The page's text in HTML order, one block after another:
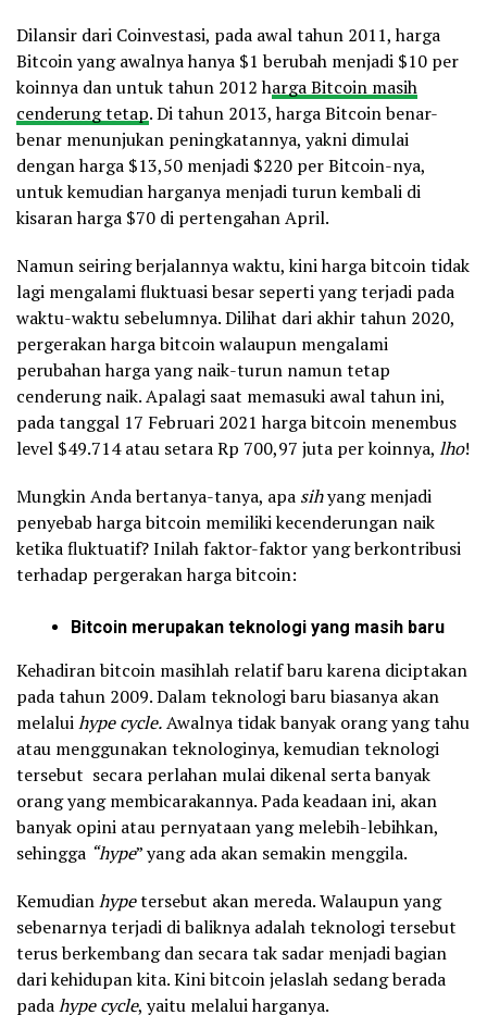
Dilansir dari Coinvestasi, pada awal tahun 2011, harga
Bitcoin yang awalnya hanya $1 berubah menjadi $10 per
koinnya dan untuk tahun 2012 harga Bitcoin masih
cenderung tetap. Di tahun 2013, harga Bitcoin benar-
benar menunjukan peningkatannya, yakni dimulai
dengan harga $13,50 menjadi $220 per Bitcoin-nya,
untuk kemudian harganya menjadi turun kembali di
kisaran harga $70 di pertengahan April.
Namun seiring berjalannya waktu, kini harga bitcoin tidak
lagi mengalami fluktuasi besar seperti yang terjadi pada
waktu-waktu sebelumnya. Dilihat dari akhir tahun 2020,
pergerakan harga bitcoin walaupun mengalami
perubahan harga yang naik-turun namun tetap
cenderung naik. Apalagi saat memasuki awal tahun ini,
pada tanggal 17 Februari 2021 harga bitcoin menembus
level $49.714 atau setara Rp 700,97 juta per koinnya, lho!
Mungkin Anda bertanya-tanya, apa sihyang menjadi
penyebab harga bitcoin memiliki kecenderungan naik
ketika fluktuatif? Inilah faktor-faktor yang berkontribusi
terhadap pergerakan harga bitcoin:
Bitcoin merupakan teknologi yang masih baru
Kehadiran bitcoin masihlah relatif baru karena diciptakan
pada tahun 2009. Dalam teknologi baru biasanya akan
melaluihype cycle.Awalnya tidak banyak orang yang tahu
atau menggunakan teknologinya, kemudian teknologi
tersebut secara perlahan mulai dikenal serta banyak
orang yang membicarakannya. Pada keadaan ini, akan
banyak opini atau pernyataan yang melebih-lebihkan,
sehingga “hype” yang ada akan semakin menggila.
Kemudianhypetersebut akan mereda. Walaupun yang
sebenarnya terjadi di baliknya adalah teknologi tersebut
terus berkembang dan secara tak sadar menjadi bagian
dari kehidupan kita. Kini bitcoin jelaslah sedang berada
padahype cycle, yaitu melalui harganya.